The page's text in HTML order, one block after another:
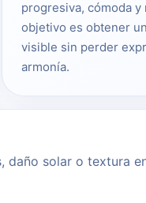
progresiva, cómoda y
objetivo es obtener
visible sin perder
armonía.
daño solar o textura